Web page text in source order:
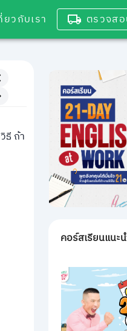
ยวกับเรา ตรวจส
ธี ถ้า
คอร์สเรียนแนะ